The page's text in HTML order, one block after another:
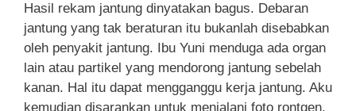
Hasil rekam jantung dinyatakan bagus. Debaran
jantung yang tak beraturan itu bukanlah disebabkan
oleh penyakit jantung. Ibu Yuni menduga ada organ
lain atau partikel yang mendorong jantung sebelah
kanan. Hal itu dapat mengganggu kerja jantung. Aku
kemudian disarankan untuk menjalani foto rontgen.